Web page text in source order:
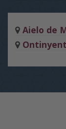
Aielo de
Ontinyent